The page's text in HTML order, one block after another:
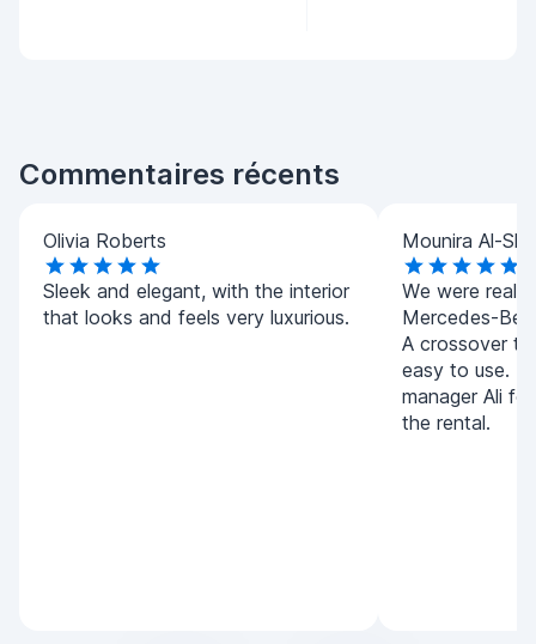
Commentaires récents
Olivia Roberts
Sleek and elegant, with the interior
that looks and feels very luxurious.
Mounira Al-
We were
Mercedes-
A crossover
easy to use.
manager Ali
the rental.